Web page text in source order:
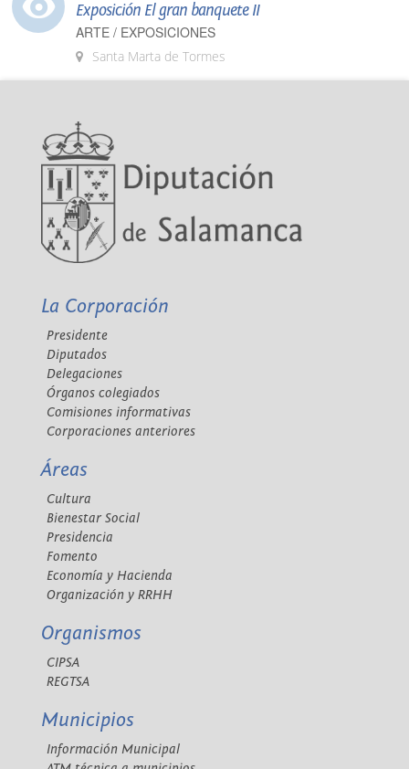
Exposición El gran banquete II
ARTE / EXPOSICIONES
Santa Marta de Tormes
La Corporación
Presidente
Diputados
Delegaciones
Órganos colegiados
Comisiones informativas
Corporaciones anteriores
Áreas
Cultura
Bienestar Social
Presidencia
Fomento
Economía y Hacienda
Organización y RRHH
Organismos
CIPSA
REGTSA
Municipios
Información Municipal